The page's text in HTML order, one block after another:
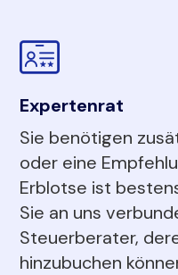
Expertenrat
Sie benötigen
oder eine
Erblotse ist
Sie an uns
Steuerberater,
hinzubuchen